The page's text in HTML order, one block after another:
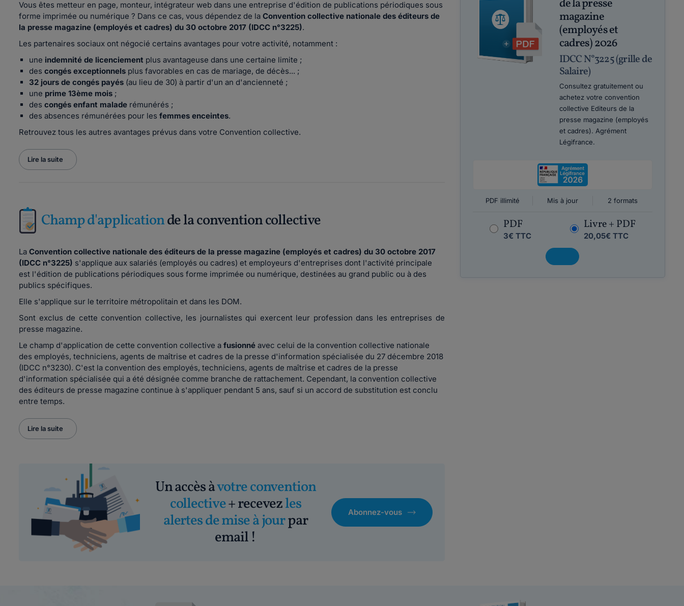
Vous êtes metteur en page, monteur, intégrateur web dans une entreprise d'édition de publications périodiques sous
forme imprimée ou numérique ? Dans ce cas, vous dépendez de la Convention collective nationale des éditeurs de
la presse magazine (employés et cadres) du 30 octobre 2017 (IDCC n°3225).
Les partenaires sociaux ont négocié certains avantages pour votre activité, notamment :
une indemnité de licenciement plus avantageuse dans une certaine limite ;
des congés exceptionnels plus favorables en cas de mariage, de décès... ;
32 jours de congés payés (au lieu de 30) à partir d'un an d'ancienneté ;
une prime 13ème mois ;
des congés enfant malade rémunérés ;
des absences rémunérées pour les femmes enceintes.
Retrouvez tous les autres avantages prévus dans votre Convention collective.
Lire la suite
Champ d'applicationde la convention collective
La Convention collective nationale des éditeurs de la presse magazine (employés et cadres) du 30 octobre 2017
(IDCC n°3225) s'applique aux salariés (employés ou cadres) et employeurs d'entreprises dont l'activité principale
est l'édition de publications périodiques sous forme imprimée ou numérique, destinées au grand public ou à des
publics spécifiques.
Elle s'applique sur le territoire métropolitain et dans les DOM.
Sont exclus de cette convention collective, les journalistes qui exercent leur profession dans les entreprises de
presse magazine.
Le champ d'application de cette convention collective a fusionné avec celui de la convention collective nationale
des employés, techniciens, agents de maîtrise et cadres de la presse d'information spécialisée du 27 décembre 2018
(IDCC n°3230). C'est la convention des employés, techniciens, agents de maîtrise et cadres de la presse
d'information spécialisée qui a été désignée comme branche de rattachement. Cependant, la convention collective
des éditeurs de presse magazine continue à s'appliquer pendant 5 ans, sauf si un accord de substitution est conclu
entre temps.
Lire la suite
Un accès àvotre convention
collective+ recevezles
alertes de mise à jourpar
email !
Abonnez-vous
de la presse
magazine
(employés et
cadres) 2026
IDCC N°3225 (grille de
Salaire)
Consultez gratuitement ou
achetez votre convention
collective Editeurs de la
presse magazine (employés
et cadres). Agrément
Légifrance.
PDF illimité Mis à jour 2 formats
PDF
3€ TTC
Livre + PDF
20,05€ TTC